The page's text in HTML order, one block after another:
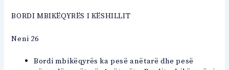
BORDI MBIKËQYRËS I KËSHILLIT
Neni 26
Bordi mbikëqyrës ka pesë anëtarë dhe pesë